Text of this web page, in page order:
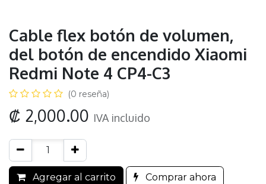
Cable flex botón de volumen,
del botón de encendido Xiaomi
Redmi Note 4 CP4-C3
(0 reseña)
₡ 2,000.00 IVA incluido
Agregar al carrito Comprar ahora